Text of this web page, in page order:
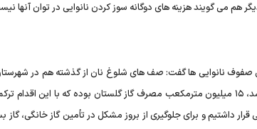
هم می گویند هزینه های دوگانه سوز کردن نانوایی در توان آنها
صفوف نانوایی ها گفت: صف های شلوغ نان از گذشته هم در
و روستاهای آن وجود داشته اما با قطع سوآپ گاز ترکمنستان این مسئله تشدید شد، ۱۵ میلیون مترمکعب مصرف گاز گلستان بوده که با این
داشتیم و برای جلوگیری از بروز مشکل در تأمین گاز خانگی، گاز